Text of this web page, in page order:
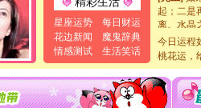
星座运势
每日财运
花边新闻
魔鬼辞典
情感测试
生活笑话
起；二是
离。水晶
泣，这痛
卖了。水
颜！冬去
道一声
今日运程
桃花运，